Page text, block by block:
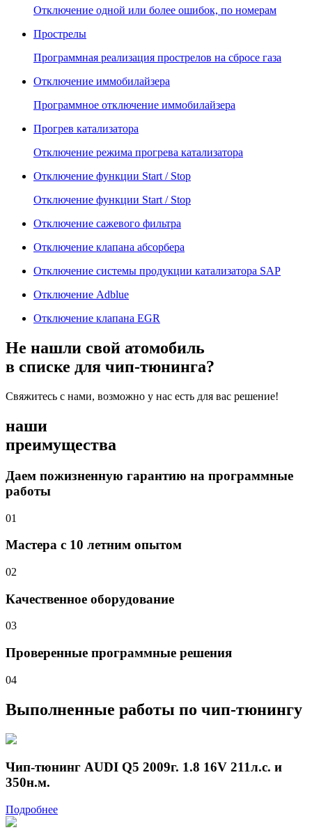
Отключение одной или более ошибок, по номерам
Прострелы
Программная реализация прострелов на сбросе газа
Отключение иммобилайзера
Программное отключение иммобилайзера
Прогрев катализатора
Отключение режима прогрева катализатора
Отключение функции Start / Stop
Отключение функции Start / Stop
Отключение сажевого фильтра
Отключение клапана абсорбера
Отключение системы продукции катализатора SAP
Отключение Adblue
Отключение клапана EGR
Не нашли свой атомобиль
в списке для чип-тюнинга?
Свяжитесь с нами, возможно у нас есть для вас решение!
наши
преимущества
Даем пожизненную гарантию на программные
работы
01
Мастера с 10 летним опытом
02
Качественное оборудование
03
Проверенные программные решения
04
Выполненные работы по чип-тюнингу
Чип-тюнинг AUDI Q5 2009г. 1.8 16V 211л.с. и
350н.м.
Подробнее